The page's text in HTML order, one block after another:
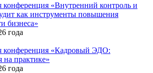
конференция «Внутренний контроль и
как инструменты повышения
бизнеса»
года
конференция «Кадровый ЭДО:
на практике»
года